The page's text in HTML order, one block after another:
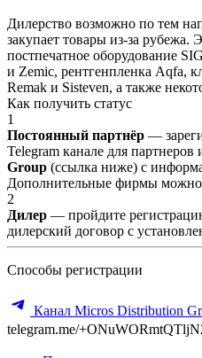
Дилерство возможно по тем
закупает товары из-за
постпечатное оборудование
и Zemic, рентгенпленка Aqfa,
Remak и Sisteven, а также
Как получить статус
1
Постоянный партнёр —
Telegram канале для партнеров
Group (ссылка ниже) с
Дополнительные фирмы можно
2
Дилер — пройдите
дилерский договор с
Способы регистрации
Канал Micros Distribution
telegram.me/